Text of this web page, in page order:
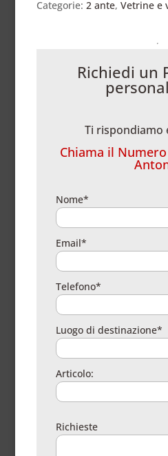
Categorie:2 ante,Vetrine e
Richiedi un
Ti rispondiamo
Chiama il Numero
Nome*
Email*
Telefono*
Luogo di destinazione*
Articolo:
Richieste